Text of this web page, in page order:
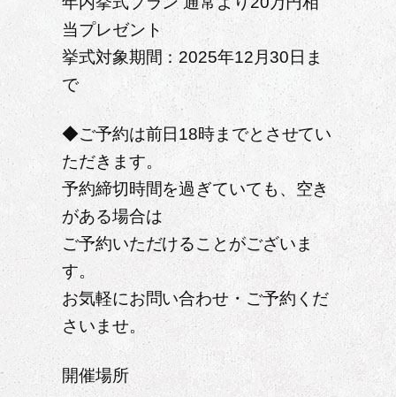
当プレゼント
挙式対象期間：2025年12月30日ま
で
◆ご予約は前日18時までとさせてい
ただきます。
予約締切時間を過ぎていても、空き
がある場合は
ご予約いただけることがございま
す。
お気軽にお問い合わせ・ご予約くだ
さいませ。
開催場所